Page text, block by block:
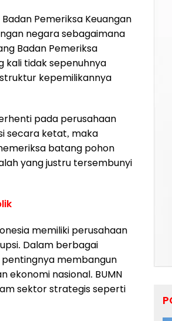
Pemeriksa Keuangan
negara sebagaimana
Badan Pemeriksa
kali tidak sepenuhnya
kepemilikannya
pada perusahaan
secara ketat, maka
batang pohon
yang justru tersembunyi
memiliki perusahaan
Dalam berbagai
pentingnya membangun
ekonomi nasional. BUMN
sektor strategis seperti